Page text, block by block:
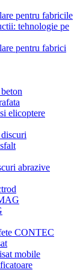
pentru fabricile
tehnologie pe
pentru fabrici
elicoptere
abrazive
CONTEC
mobile